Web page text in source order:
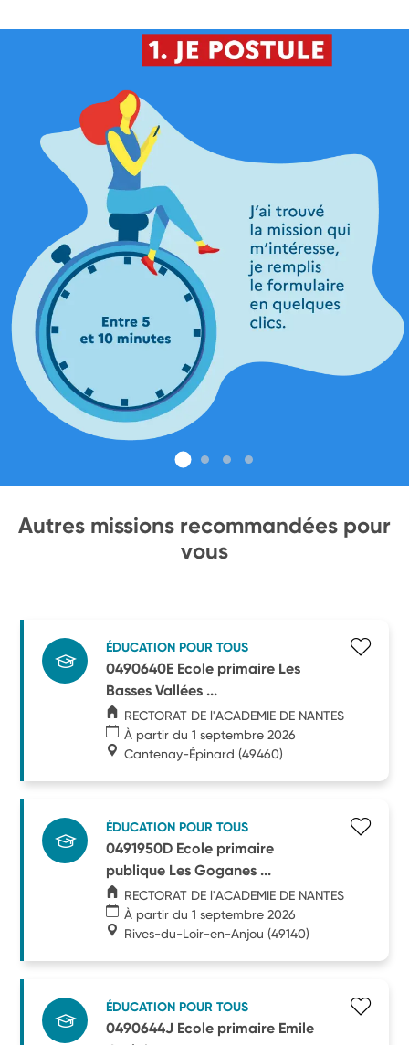
Autres missions recommandées pour
vous
ÉDUCATION POUR TOUS
0490640E Ecole primaire Les
Basses Vallées ...
RECTORAT DE l'ACADEMIE DE NANTES
À partir du 1 septembre 2026
Cantenay-Épinard (49460)
ÉDUCATION POUR TOUS
0491950D Ecole primaire
publique Les Goganes ...
RECTORAT DE l'ACADEMIE DE NANTES
À partir du 1 septembre 2026
Rives-du-Loir-en-Anjou (49140)
ÉDUCATION POUR TOUS
0490644J Ecole primaire Emile